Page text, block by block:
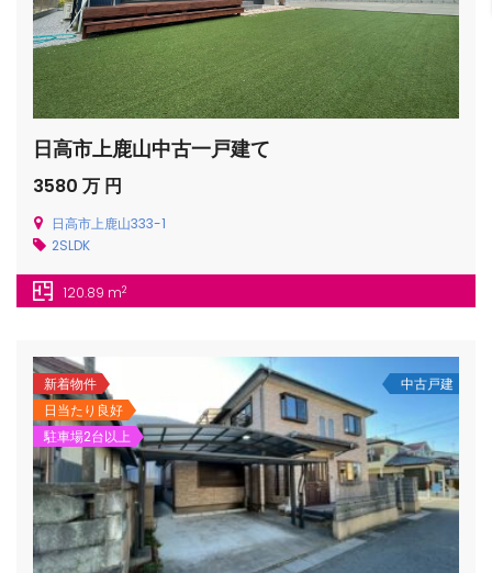
日高市上鹿山中古一戸建て
3580 万 円
日高市上鹿山333-1
2SLDK
120.89 m2
新着物件
日当たり良好
駐車場2台以上
中古戸建
manager/wp-
manager/wp-